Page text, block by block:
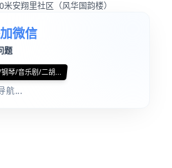
安翔里社区（风华国韵楼）
微信
题
琴/音乐剧/二胡...
航...